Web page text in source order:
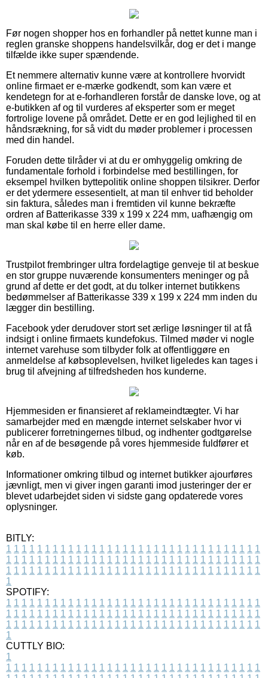
Før nogen shopper hos en forhandler på nettet kunne man i
reglen granske shoppens handelsvilkår, dog er det i mange
tilfælde ikke super spændende.
Et nemmere alternativ kunne være at kontrollere hvorvidt
online firmaet er e-mærke godkendt, som kan være et
kendetegn for at e-forhandleren forstår de danske love, og at
e-butikken af og til vurderes af eksperter som er meget
fortrolige lovene på området. Dette er en god lejlighed til en
håndsrækning, for så vidt du møder problemer i processen
med din handel.
Foruden dette tilråder vi at du er omhyggelig omkring de
fundamentale forhold i forbindelse med bestillingen, for
eksempel hvilken byttepolitik online shoppen tilsikrer. Derfor
er det ydermere essesentielt, at man til enhver tid beholder
sin faktura, således man i fremtiden vil kunne bekræfte
ordren af Batterikasse 339 x 199 x 224 mm, uafhængig om
man skal købe til en herre eller dame.
Trustpilot frembringer ultra fordelagtige genveje til at beskue
en stor gruppe nuværende konsumenters meninger og på
grund af dette er det godt, at du tolker internet butikkens
bedømmelser af Batterikasse 339 x 199 x 224 mm inden du
lægger din bestilling.
Facebook yder derudover stort set ærlige løsninger til at få
indsigt i online firmaets kundefokus. Tilmed møder vi nogle
internet varehuse som tilbyder folk at offentliggøre en
anmeldelse af købsoplevelsen, hvilket ligeledes kan tages i
brug til afvejning af tilfredsheden hos kunderne.
Hjemmesiden er finansieret af reklameindtægter. Vi har
samarbejder med en mængde internet selskaber hvor vi
publicerer forretningernes tilbud, og indhenter godtgørelse
når en af de besøgende på vores hjemmeside fuldfører et
køb.
Informationer omkring tilbud og internet butikker ajourføres
jævnligt, men vi giver ingen garanti imod justeringer der er
blevet udarbejdet siden vi sidste gang opdaterede vores
oplysninger.
BITLY:
1 1 1 1 1 1 1 1 1 1 1 1 1 1 1 1 1 1 1 1 1 1 1 1 1 1 1 1 1 1 1 1 1
1 1 1 1 1 1 1 1 1 1 1 1 1 1 1 1 1 1 1 1 1 1 1 1 1 1 1 1 1 1 1 1 1
1 1 1 1 1 1 1 1 1 1 1 1 1 1 1 1 1 1 1 1 1 1 1 1 1 1 1 1 1 1 1 1 1
1
SPOTIFY:
1 1 1 1 1 1 1 1 1 1 1 1 1 1 1 1 1 1 1 1 1 1 1 1 1 1 1 1 1 1 1 1 1
1 1 1 1 1 1 1 1 1 1 1 1 1 1 1 1 1 1 1 1 1 1 1 1 1 1 1 1 1 1 1 1 1
1 1 1 1 1 1 1 1 1 1 1 1 1 1 1 1 1 1 1 1 1 1 1 1 1 1 1 1 1 1 1 1 1
1
CUTTLY BIO:
1
1 1 1 1 1 1 1 1 1 1 1 1 1 1 1 1 1 1 1 1 1 1 1 1 1 1 1 1 1 1 1 1 1